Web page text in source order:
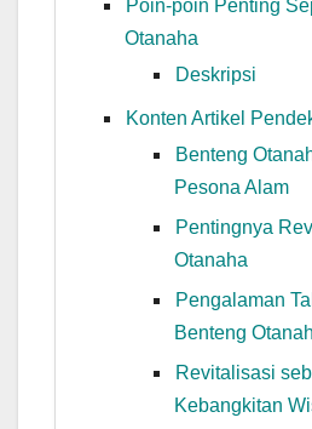
Poin-poin Penting
Otanaha
Deskripsi
Konten Artikel
Benteng
Pesona Alam
Pentingnya
Otanaha
Pengalaman
Benteng
Revitalisasi
Kebangkitan